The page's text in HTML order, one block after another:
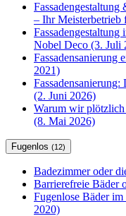
– Ihr Meisterbetrieb
Nobel Deco (3. Juli
Fassadensanierung
2021)
(2. Juni 2026)
Warum wir plötzlich
(8. Mai 2026)
Fugenlos (12)
Badezimmer oder
Barrierefreie Bäder
Fugenlose Bäder
2020)